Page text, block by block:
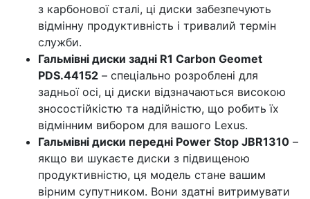
з карбонової сталі, ці диски забезпечують
відмінну продуктивність і тривалий термін
служби.
Гальмівні диски задні R1 Carbon Geomet
PDS.44152 – спеціально розроблені для
задньої осі, ці диски відзначаються високою
зносостійкістю та надійністю, що робить їх
відмінним вибором для вашого Lexus.
Гальмівні диски передні Power Stop JBR1310 –
якщо ви шукаєте диски з підвищеною
продуктивністю, ця модель стане вашим
вірним супутником. Вони здатні витримувати